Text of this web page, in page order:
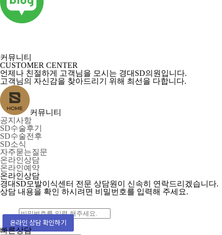
커뮤니티
CUSTOMER CENTER
언제나 친절하게 고객님을 모시는 경대SD의원입니다.
고객님의 자신감을 찾아드리기 위해 최선을 다합니다.
커뮤니티
공지사항
SD수술후기
SD수술전후
SD소식
자주묻는질문
온라인상담
온라인예약
온라인상담
경대SD모발이식센터 전문 상담원이 신속히 연락드리겠습니다.
상담 내용을 확인 하시려면 비밀번호를 입력해 주세요.
온라인 상담 확인하기
빠른상담